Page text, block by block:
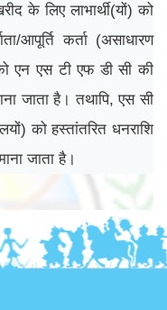
के लिए लाभार्थी(यों) को
आपूर्ति कर्ता (असाधारण
एन एस टी एफ डी सी की
जाता है। तथापि, एस सी
को हस्तांतरित धनराशि
जाता है।